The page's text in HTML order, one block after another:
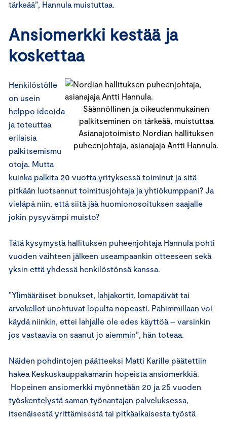
tärkeää”, Hannula muistuttaa.
Ansiomerkki kestää ja
koskettaa
Säännöllinen ja oikeudenmukainen
palkitseminen on tärkeää, muistuttaa
Asianajotoimisto Nordian hallituksen
puheenjohtaja, asianajaja Antti Hannula.
Henkilöstölle
on usein
helppo ideoida
ja toteuttaa
erilaisia
palkitsemismu
otoja. Mutta
kuinka palkita 20 vuotta yrityksessä toiminut ja sitä
pitkään luotsannut toimitusjohtaja ja yhtiökumppani? Ja
vieläpä niin, että siitä jää huomionosoituksen saajalle
jokin pysyvämpi muisto?
Tätä kysymystä hallituksen puheenjohtaja Hannula pohti
vuoden vaihteen jälkeen useampaankin otteeseen sekä
yksin että yhdessä henkilöstönsä kanssa.
”Ylimääräiset bonukset, lahjakortit, lomapäivät tai
arvokellot unohtuvat lopulta nopeasti. Pahimmillaan voi
käydä niinkin, ettei lahjalle ole edes käyttöä – varsinkin
jos vastaavia on saanut jo aiemmin”, hän toteaa.
Näiden pohdintojen päätteeksi Matti Karille päätettiin
hakea Keskuskauppakamarin hopeista ansiomerkkiä.
Hopeinen ansiomerkki myönnetään 20 ja 25 vuoden
työskentelystä saman työnantajan palveluksessa,
itsenäisestä yrittämisestä tai pitkäaikaisesta työstä